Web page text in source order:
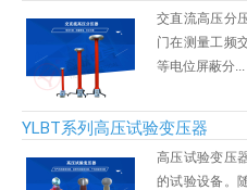
交直流高压分
门在测量工频
等电位屏蔽分...
YLBT系列高压试验变压器
高压试验变压
的试验设备。